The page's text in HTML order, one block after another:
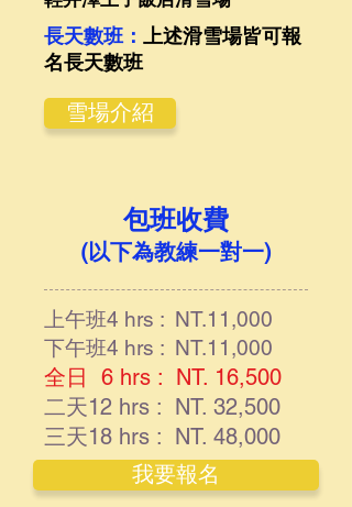
長天數班：
上述滑雪場皆可報
名長天數班
雪場介紹
包班收費
(以下為教練一對一)
上午班4 hrs : NT.11,000
下午班4 hrs : NT.11,000
全日 6 hrs : NT. 16,500
二天12 hrs : NT. 32,500
三天18 hrs : NT. 48,000
我要報名